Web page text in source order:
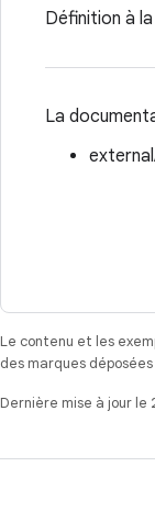
Définition à la
La
Le contenu et les
des marques
Dernière mise à jour le